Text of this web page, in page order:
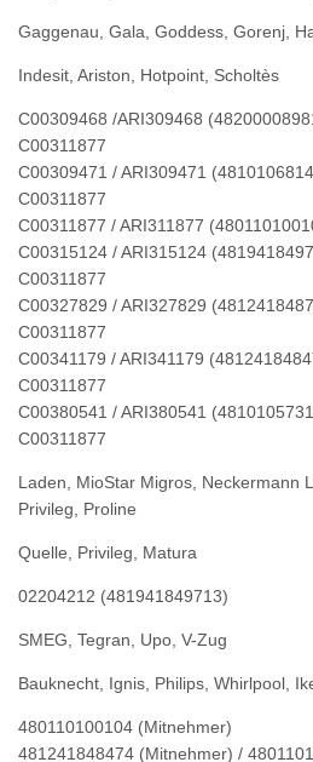
Gaggenau, Gala, Goddess, Gorenj,
Indesit, Ariston, Hotpoint, Scholtès
C00309468 /ARI309468
C00311877
C00309471 / ARI309471
C00311877
C00311877 / ARI311877
C00315124 / ARI315124
C00311877
C00327829 / ARI327829
C00311877
C00341179 / ARI341179
C00311877
C00380541 / ARI380541
C00311877
Laden, MioStar Migros, Neckermann
Privileg, Proline
Quelle, Privileg, Matura
02204212 (481941849713)
SMEG, Tegran, Upo, V-Zug
Bauknecht, Ignis, Philips, Whirlpool,
480110100104 (Mitnehmer)
481241848474 (Mitnehmer) /